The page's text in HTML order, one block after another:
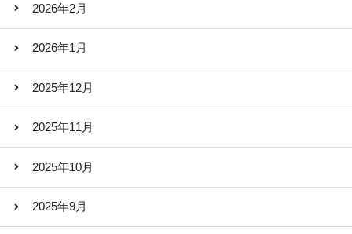
2026年2月
2026年1月
2025年12月
2025年11月
2025年10月
2025年9月